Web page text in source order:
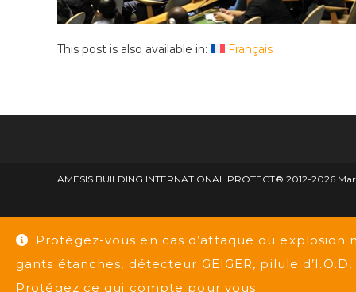
Protégez-vous en cas d’attaque ou explosion
gants étanches, détecteur GEIGER, pilule
Protégez ce qui compte pour vous.
This post is also available in: Français
AMESIS BUILDING INTERNATIONAL PROTECT® 2012-2026